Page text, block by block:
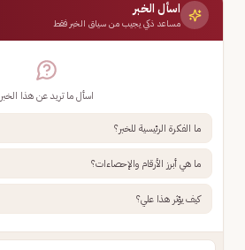
اسأل الخبر
مساعد ذكي يجيب من سياق الخبر فقط
اسأل ما تريد عن هذا الخبر
ما الفكرة الرئيسية للخبر؟
ما هي أبرز الأرقام والإحصاءات؟
كيف يؤثر هذا علي؟